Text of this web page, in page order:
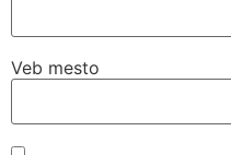
Veb mesto